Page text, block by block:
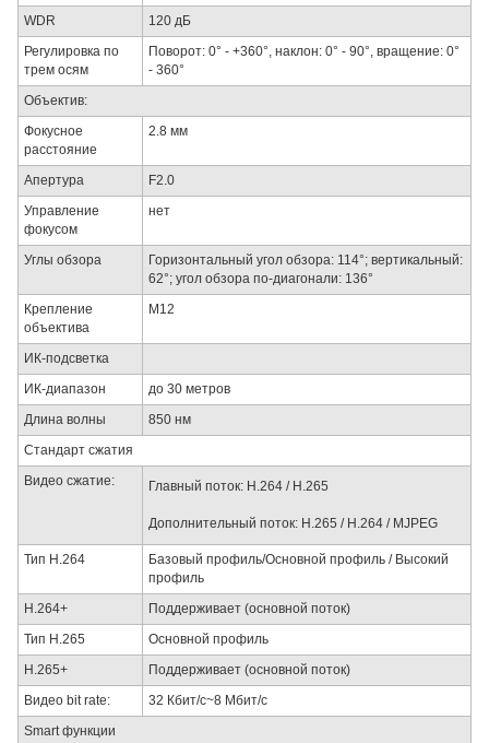
WDR
120 дБ
Регулировка по
трем осям
Поворот: 0° - +360°, наклон: 0° - 90°, вращение: 0°
- 360°
Объектив:
Фокусное
расстояние
2.8 мм
Апертура
F2.0
Управление
фокусом
нет
Углы обзора
Горизонтальный угол обзора: 114°; вертикальный:
62°; угол обзора по-диагонали: 136°
Крепление
объектива
М12
ИК-подсветка
ИК-диапазон
до 30 метров
Длина волны
850 нм
Стандарт сжатия
Видео сжатие:
Главный поток: H.264 / H.265
Дополнительный поток: H.265 / H.264 / MJPEG
Тип H.264
Базовый профиль/Основной профиль / Высокий
профиль
H.264+
Поддерживает (основной поток)
Тип H.265
Основной профиль
H.265+
Поддерживает (основной поток)
Видео bit rate:
32 Кбит/с~8 Mбит/с
Smart функции